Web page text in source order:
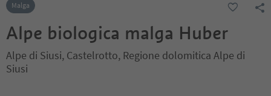
Malga
Alpe biologica malga Huber
Alpe di Siusi, Castelrotto, Regione dolomitica Alpe di
Siusi